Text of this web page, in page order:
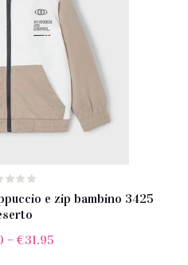
e zip bambino 3425
– €31.95